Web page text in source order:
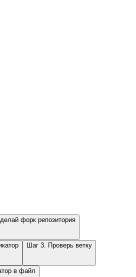
форк репозитория
Шаг 3. Проверь ветку
в файл